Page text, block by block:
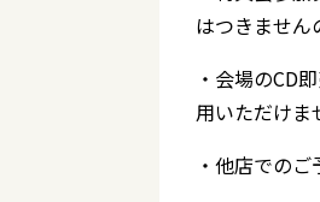
はつきません
・会場のCD
用いただけま
・他店での